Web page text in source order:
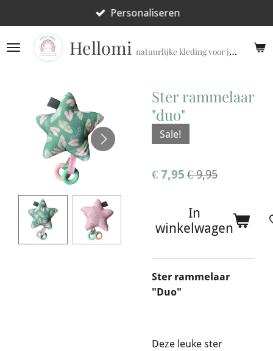
direct
naar
Hellomi natuurlijke kleding voor jouw prematuur!
Personaliseren
Ster rammelaar
"duo"
Sale!
€ 7,95 € 9,95
In
winkelwagen
Ster rammelaar
"Duo"
Deze leuke ster